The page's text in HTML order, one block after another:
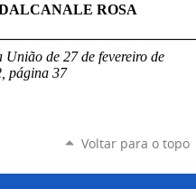
ROSA
de 27 de fevereirode
página 37
Voltar para o topo